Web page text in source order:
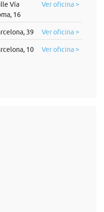
Vía
16
Ver oficina >
39 Ver oficina >
10 Ver oficina >